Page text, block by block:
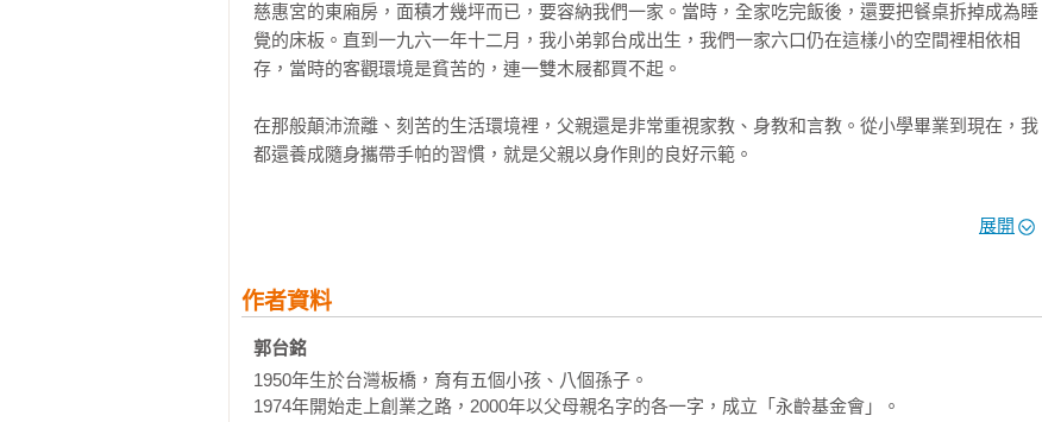
慈惠宮的東廂房，面積才幾坪而已，要容納我們一家。當時，全家吃完飯後，還要把餐桌拆掉成為睡
覺的床板。直到一九六一年十二月，我小弟郭台成出生，我們一家六口仍在這樣小的空間裡相依相
存，當時的客觀環境是貧苦的，連一雙木屐都買不起。
在那般顛沛流離、刻苦的生活環境裡，父親還是非常重視家教、身教和言教。從小學畢業到現在，我
都還養成隨身攜帶手帕的習慣，就是父親以身作則的良好示範。
勤，也因為父親長得很高，比我現在還高，大家都稱呼他為「長腿郭（lò-kha）」。當時，板橋鎮人口
家配給的腳踏車，到處去巡視打卡。
爸爸雖然是警察，但並非嚴厲或凶惡的那種警察，相反地，他非常和藹可親，大家不僅不會怕他，看
到他還很開心，每每見到爸爸在街上巡視，就會熱情地請他到家裡喝茶。
展開
作者資料
郭台銘
1950年生於台灣板橋，育有五個小孩、八個孫子。
1974年開始走上創業之路，2000年以父母親名字的各一字，成立「永齡基金會」。